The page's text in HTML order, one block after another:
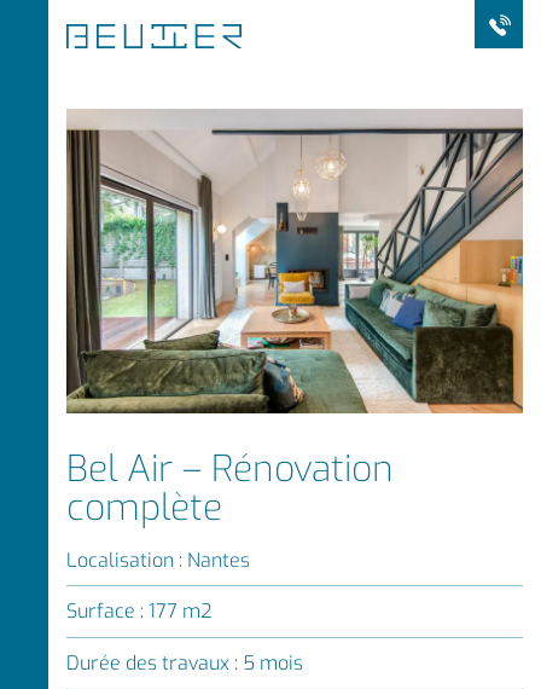
Bel Air – Rénovation
complète
Localisation : Nantes
Surface : 177 m2
Durée des travaux : 5 mois